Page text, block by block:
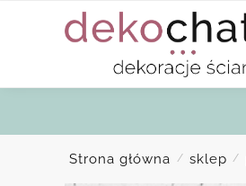
Strona główna / sklep /